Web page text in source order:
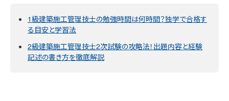
1級建築施工管理技士の勉強時間は何時間？独学で合格す
る目安と学習法
2級建築施工管理技士2次試験の攻略法！出題内容と経験
記述の書き方を徹底解説